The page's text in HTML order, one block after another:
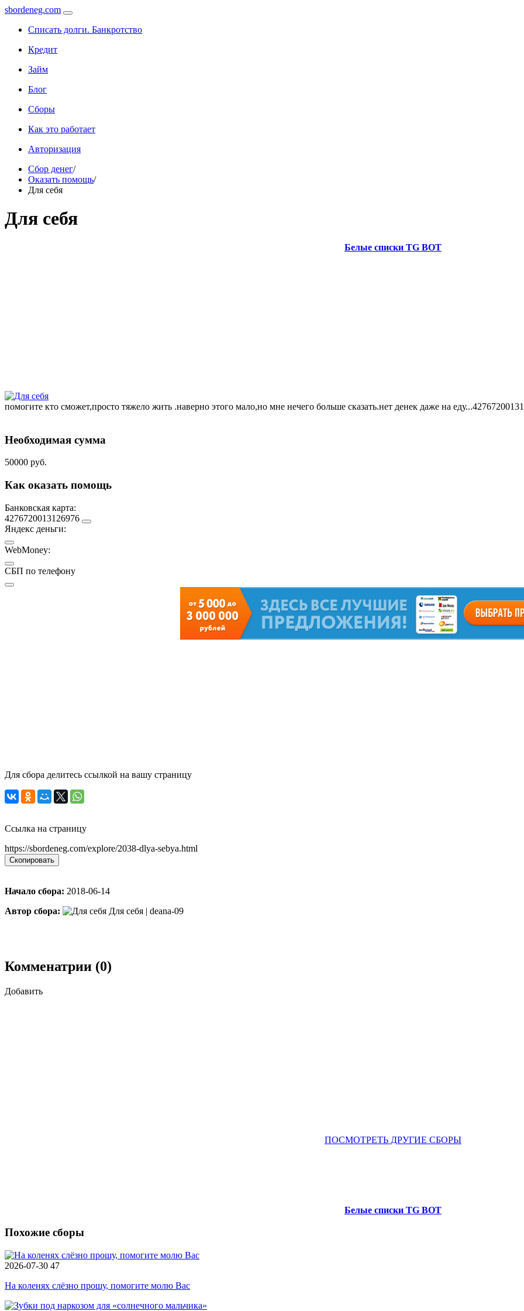
sbordeneg.com
Списать долги. Банкротство
Кредит
Займ
Блог
Сборы
Как это работает
Авторизация
Сбор денег/
Оказать помощь/
Для себя
Для себя
Белые списки TG BOT
помогите кто сможет,просто тяжело жить .наверно этого мало,но мне нечего больше сказать.нет денек даже на
Необходимая сумма
50000 руб.
Как оказать помощь
Банковская карта:
4276720013126976
Яндекс деньги:
WebMoney:
СБП по телефону
Для сбора делитесь ссылкой на вашу страницу
Ссылка на страницу
https://sbordeneg.com/explore/2038-dlya-sebya.html
Скопировать
Начало сбора: 2018-06-14
Автор сбора:
Для себя | deana-09
Комменатрии (0)
Добавить
ПОСМОТРЕТЬ ДРУГИЕ СБОРЫ
Белые списки TG BOT
Похожие сборы
2026-07-30 47
На коленях слёзно прошу, помогите молю Вас